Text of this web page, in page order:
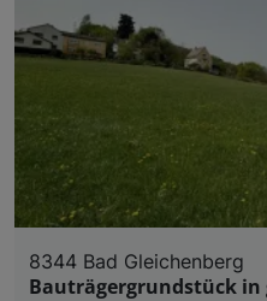
8344 Bad Gleichenberg
Bauträgergrundstück in